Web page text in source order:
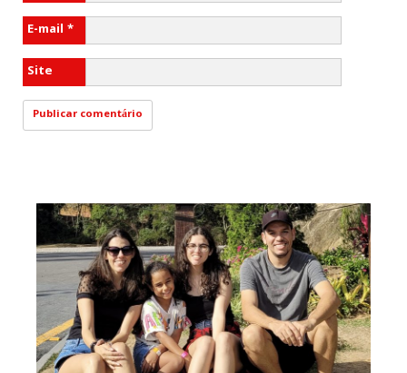
E-mail *
Site